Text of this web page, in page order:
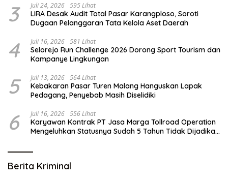
3 Juli 24, 2026 595 Lihat
LIRA Desak Audit Total Pasar Karangploso, Soroti
Dugaan Pelanggaran Tata Kelola Aset Daerah
4 Juli 16, 2026 581 Lihat
Selorejo Run Challenge 2026 Dorong Sport Tourism dan
Kampanye Lingkungan
5 Juli 13, 2026 564 Lihat
Kebakaran Pasar Turen Malang Hanguskan Lapak
Pedagang, Penyebab Masih Diselidiki
6 Juli 16, 2026 556 Lihat
Karyawan Kontrak PT Jasa Marga Tollroad Operation
Mengeluhkan Statusnya Sudah 5 Tahun Tidak Dijadikan
Berita Kriminal